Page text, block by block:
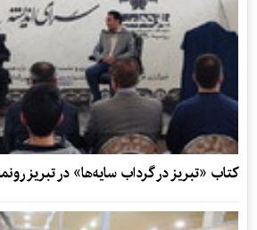
کتاب «تبریز در گرداب سایه‌ها» در تبریز